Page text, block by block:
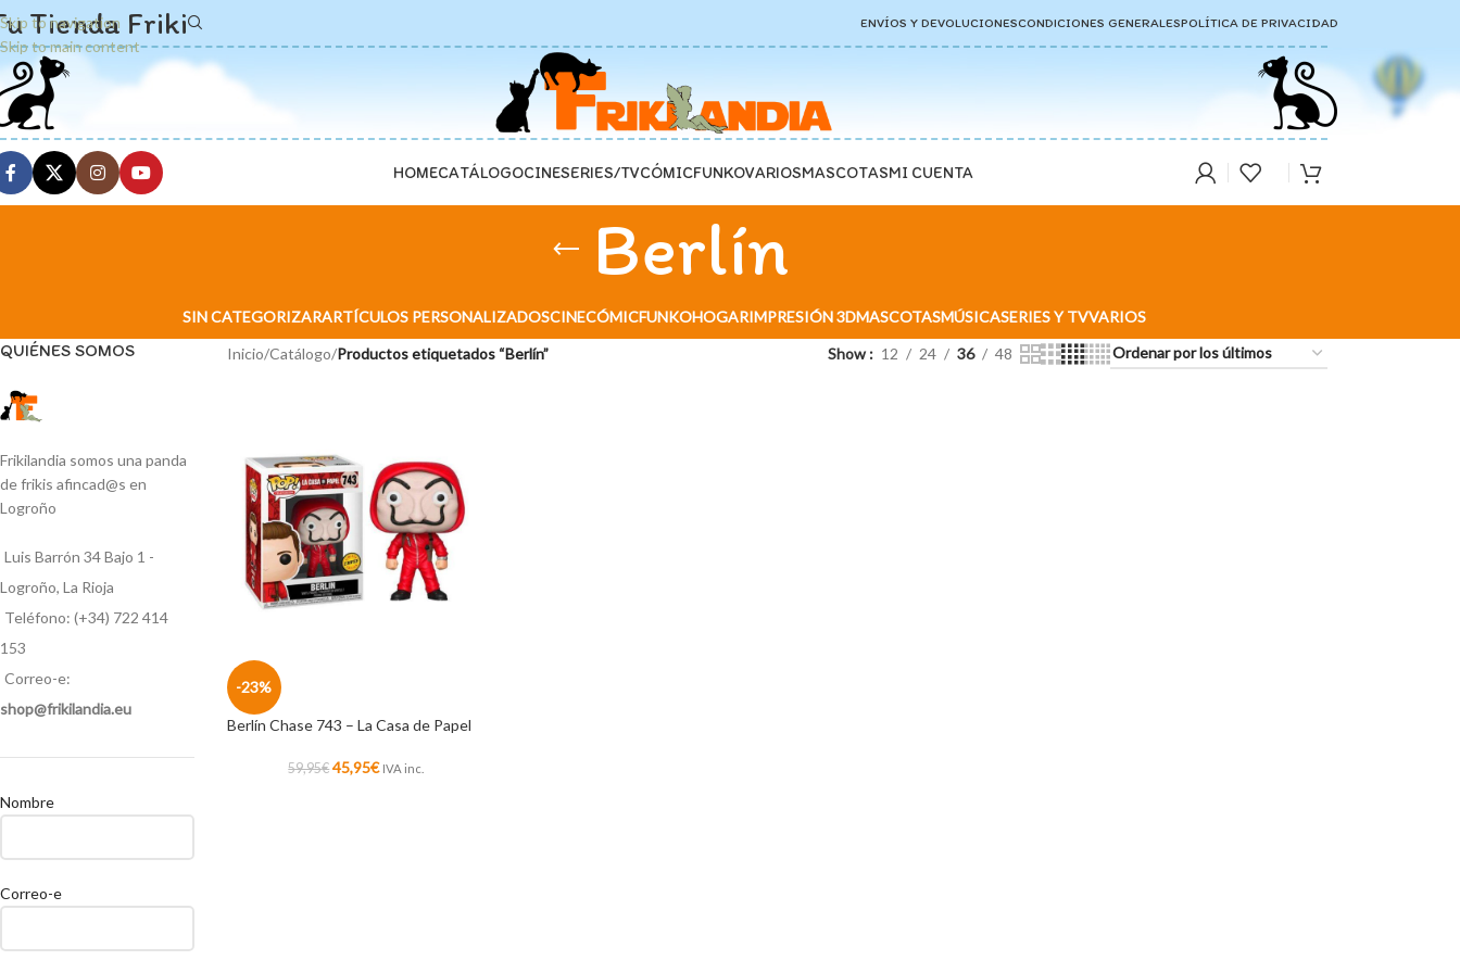
Skip to navigation
Skip to main content
Tienda Friki ENVÍOS Y DEVOLUCIONESCONDICIONES GENERALESPOLÍTICA DE PRIVACIDAD
HOMECATÁLOGOCINESERIES/TVCÓMICFUNKOVARIOSMASCOTASMI CUENTA
Berlín
SIN CATEGORIZARARTÍCULOS PERSONALIZADOSCINECÓMICFUNKOHOGARIMPRESIÓN 3DMASCOTASMÚSICASERIES Y TVVARIOS
QUIÉNES SOMOS
Frikilandia somos una panda
de frikis afincad@s en
Logroño
Luis Barrón 34 Bajo 1 -
Logroño, La Rioja
Teléfono: (+34) 722 414
153
Correo-e:
shop@frikilandia.eu
Nombre
Correo-e
Inicio/Catálogo/Productos etiquetados “Berlín” Show 12 24 36 48
-23%
Berlín Chase 743 – La Casa de Papel
59,95€ 45,95€ IVA inc.